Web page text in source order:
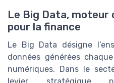
Le Big Data,
pour la finance
Le Big Data désigne
données générées
numériques. Dans le